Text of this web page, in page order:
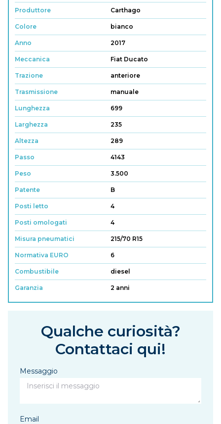
Produttore Carthago
Colore bianco
Anno 2017
Meccanica Fiat Ducato
Trazione anteriore
Trasmissione manuale
Lunghezza 699
Larghezza 235
Altezza 289
Passo 4143
Peso 3.500
Patente B
Posti letto 4
Posti omologati 4
Misura pneumatici 215/70 R15
Normativa EURO 6
Combustibile diesel
Garanzia 2 anni
Qualche curiosità?
Contattaci qui!
Messaggio
Email